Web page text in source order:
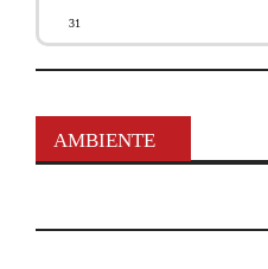
31
AMBIENTE